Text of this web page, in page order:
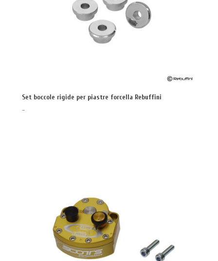
Set boccole rigide per piastre forcella Rebuffini
–